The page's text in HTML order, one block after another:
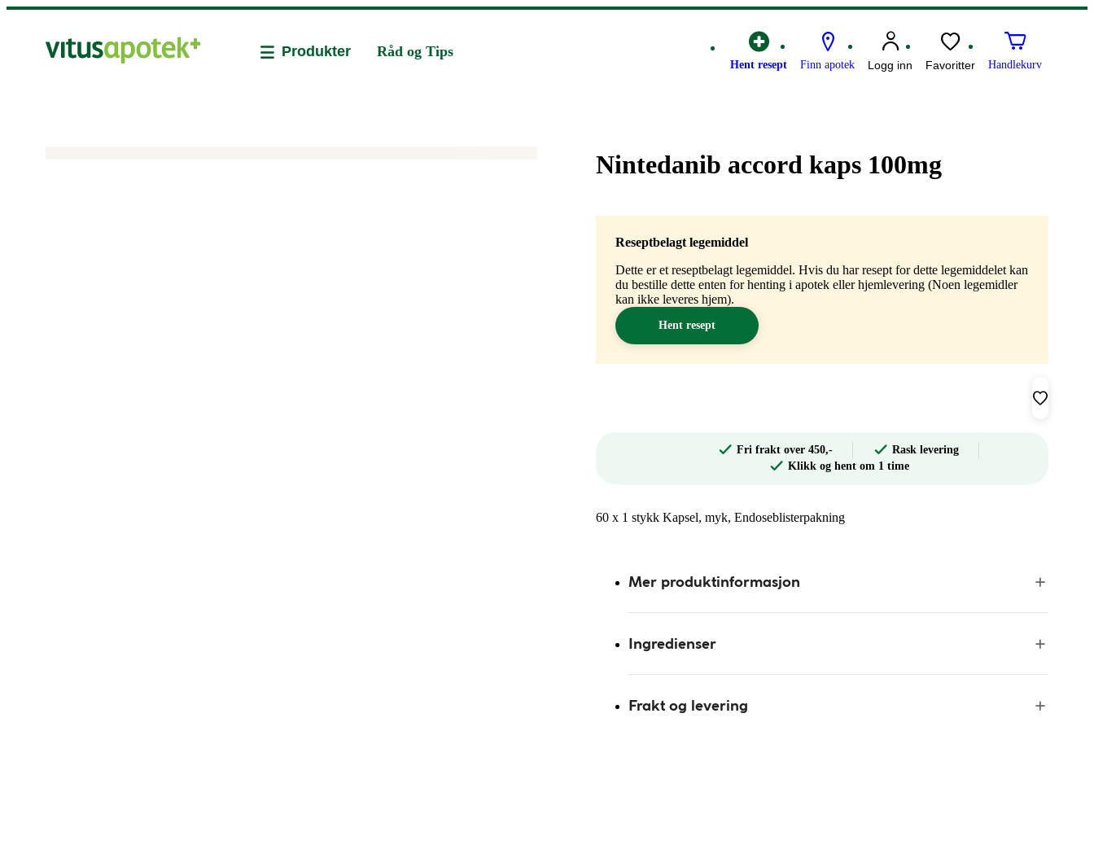
Hent resept Finn apotek Logg inn Favoritter Handlekurv
Produkter Råd og Tips
Merke
Nintedanib accord kaps 100mg
Reseptbelagt legemiddel
Dette er et reseptbelagt legemiddel. Hvis du har resept for dette legemiddelet kan
du bestille dette enten for henting i apotek eller hjemlevering (Noen legemidler
kan ikke leveres hjem).
Hent resept
Fri frakt over 450,-
Rask levering
Klikk og hent om 1 time
60 x 1 stykk Kapsel, myk, Endoseblisterpakning
Mer produktinformasjon
Ingredienser
Frakt og levering